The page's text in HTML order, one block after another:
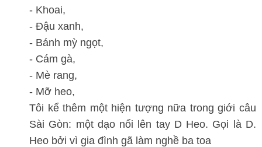
- Khoai,
- Đậu xanh,
- Bánh mỳ ngọt,
- Cám gà,
- Mè rang,
- Mỡ heo,
Tôi kể thêm một hiện tượng nữa trong giới câu
Sài Gòn: một dạo nổi lên tay D Heo. Gọi là D.
Heo bởi vì gia đình gã làm nghề ba toa